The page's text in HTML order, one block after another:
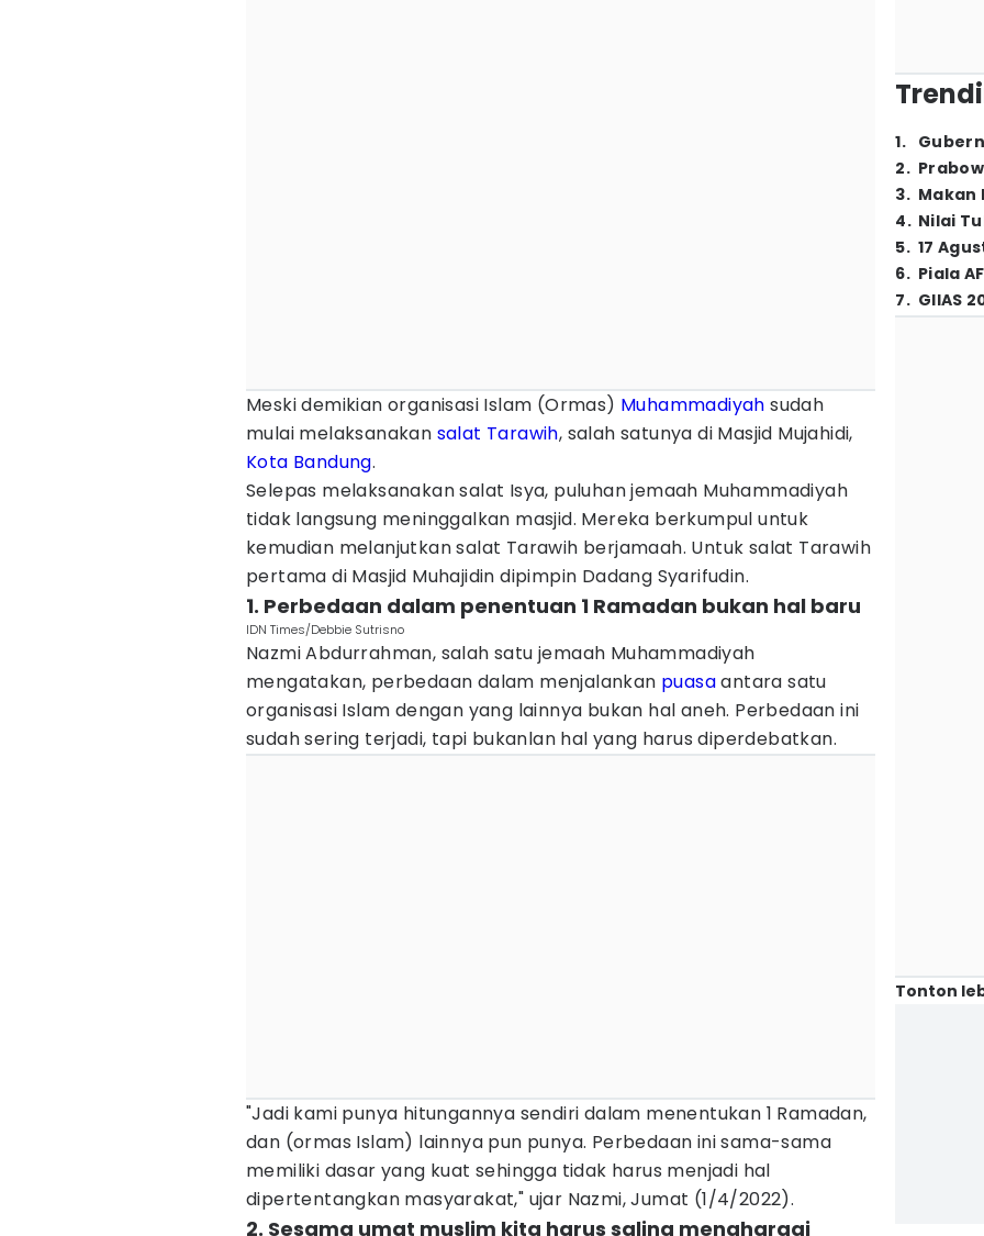
Meski demikian organisasi Islam (Ormas) Muhammadiyah sudah
mulai melaksanakan salat Tarawih, salah satunya di Masjid Mujahidi,
Kota Bandung.
Selepas melaksanakan salat Isya, puluhan jemaah Muhammadiyah
tidak langsung meninggalkan masjid. Mereka berkumpul untuk
kemudian melanjutkan salat Tarawih berjamaah. Untuk salat Tarawih
pertama di Masjid Muhajidin dipimpin Dadang Syarifudin.
1. Perbedaan dalam penentuan 1 Ramadan bukan hal baru
IDN Times/Debbie Sutrisno
Nazmi Abdurrahman, salah satu jemaah Muhammadiyah
mengatakan, perbedaan dalam menjalankan puasaantara satu
organisasi Islam dengan yang lainnya bukan hal aneh. Perbedaan ini
sudah sering terjadi, tapi bukanlan hal yang harus diperdebatkan.
"Jadi kami punya hitungannya sendiri dalam menentukan 1 Ramadan,
dan (ormas Islam) lainnya pun punya. Perbedaan ini sama-sama
memiliki dasar yang kuat sehingga tidak harus menjadi hal
dipertentangkan masyarakat," ujar Nazmi, Jumat (1/4/2022).
2. Sesama umat muslim kita harus saling menghargai
1.
2.
3. Makan
4. Nilai
5. 17
6. Piala
7. GIIAS
Tonton